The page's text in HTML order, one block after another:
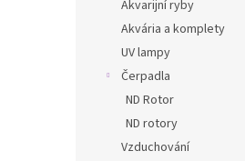
Akvarijní ryby
Akvária a komplety
UV lampy
Čerpadla
ND Rotor
ND rotory
Vzduchování